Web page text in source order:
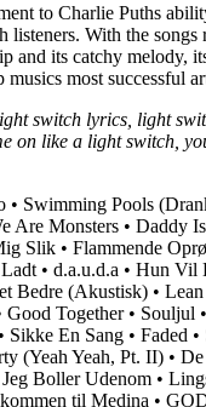
to Charlie Puths
listeners. With the songs
and its catchy melody,
musics most successful
switch lyrics, light
on like a light switch,
• Swimming Pools
Are Monsters • Daddy
Slik • Flammende
• ​d.a.u.d.a • Hun Vil
Bedre (Akustisk) •
Good Together• Souljul •
• Sikke En Sang • Faded •
(Yeah Yeah, Pt. II) •
Jeg Boller Udenom •
til Medina •